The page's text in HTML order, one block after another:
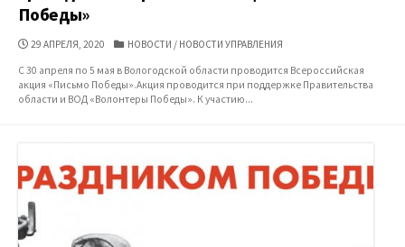
Победы»
ДАТА
29 АПРЕЛЯ, 2020 КАТЕГОРИИ
НОВОСТИ / НОВОСТИ УПРАВЛЕНИЯ
С 30 апреля по 5 мая в Вологодской области проводится Всероссийская
акция «Письмо Победы».Акция проводится при поддержке Правительства
области и ВОД «Волонтеры Победы». К участию...